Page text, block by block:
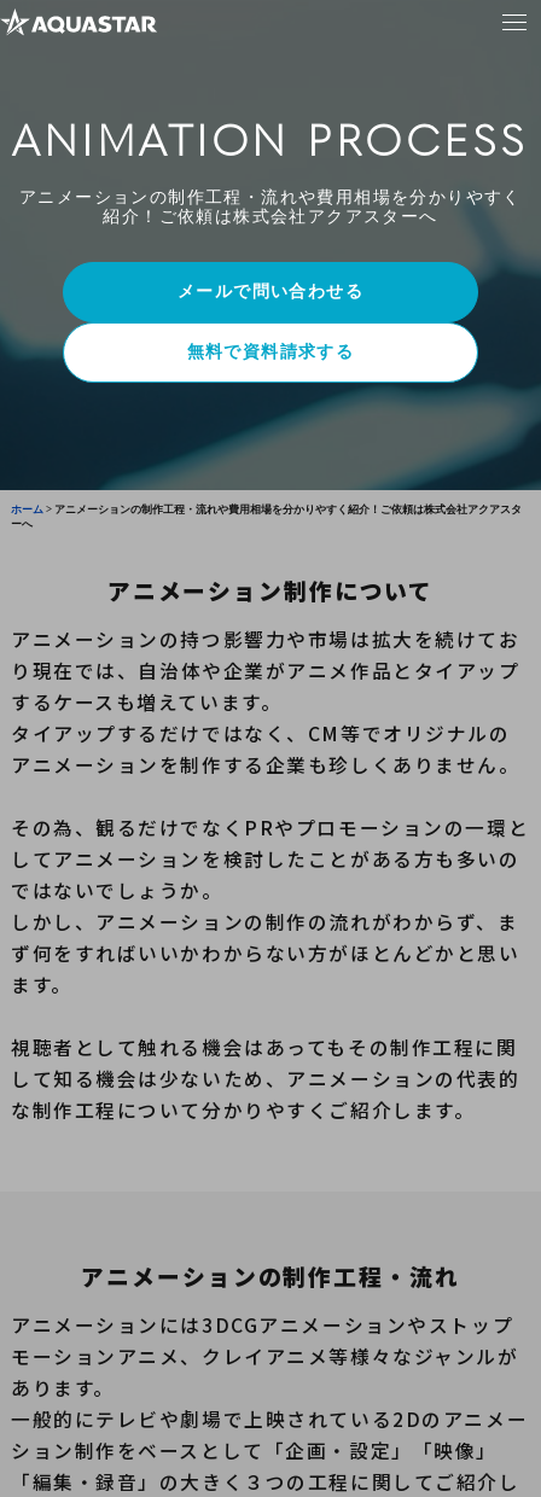
ANIMATION PROCESS
アニメーションの制作工程・流れや費用相場を分かりやすく
紹介！ご依頼は株式会社アクアスターへ
メールで問い合わせる
無料で資料請求する
ホーム> アニメーションの制作工程・流れや費用相場を分かりやすく紹介！ご依頼は株式会社アクアスタ
ーへ
アニメーション制作について
アニメーションの持つ影響力や市場は拡大を続けてお
り現在では、 自治体や企業がアニメ作品とタイアップ
するケースも増えています。
タイアップするだけではなく、CM等でオリジナルの
アニメーションを制作する企業も珍しくありません。
その為、観るだけでなくPRやプロモーションの一環と
してアニメーションを検討したことがある方も多いの
ではないでしょうか。
しかし、アニメーションの制作の流れがわからず、ま
ず何をすればいいかわからない方がほとんどかと思い
ます。
視聴者として触れる機会はあってもその制作工程に関
して知る機会は少ないため、 アニメーションの代表的
な制作工程について分かりやすくご紹介します。
アニメーションの制作工程・流れ
アニメーションには3DCGアニメーションやストップ
モーションアニメ、クレイアニメ等様々なジャンルが
あります。
一般的にテレビや劇場で上映されている2Dのアニメー
ション制作をベースとして
「企画・設定」「映像」
「編集・録音」の大きく３つの工程に関してご紹介し